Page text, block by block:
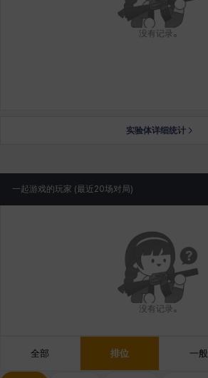
没有记录。
实验体详细统计
一起游戏的玩家 (最近20场对局)
没有记录。
全部 排位 一般